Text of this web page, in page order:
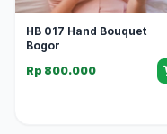
HB 017 Hand Bouquet
Bogor
Rp 800.000